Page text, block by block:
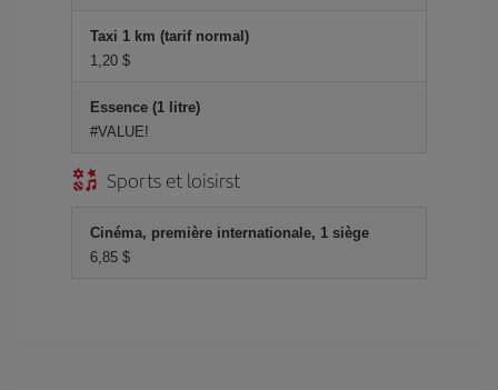
Taxi 1 km (tarif normal)
1,20 $
Essence (1 litre)
#VALUE!
Sports et loisirst
Cinéma, première internationale, 1 siège
6,85 $